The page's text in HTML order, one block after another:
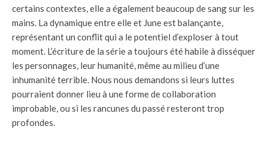
certains contextes, elle a également beaucoup de sang sur les
mains. La dynamique entre elle et June est balançante,
représentant un conflit qui a le potentiel d’exploser à tout
moment. L’écriture de la série a toujours été habile à disséquer
les personnages, leur humanité, même au milieu d’une
inhumanité terrible. Nous nous demandons si leurs luttes
pourraient donner lieu à une forme de collaboration
improbable, ou si les rancunes du passé resteront trop
profondes.